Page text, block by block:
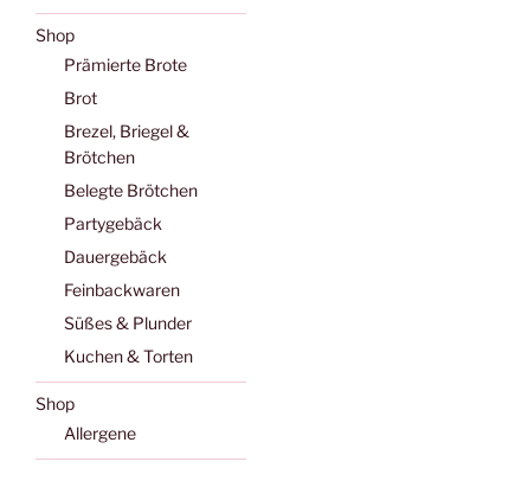
Shop
Prämierte Brote
Brot
Brezel, Briegel &
Brötchen
Belegte Brötchen
Partygebäck
Dauergebäck
Feinbackwaren
Süßes & Plunder
Kuchen & Torten
Shop
Allergene